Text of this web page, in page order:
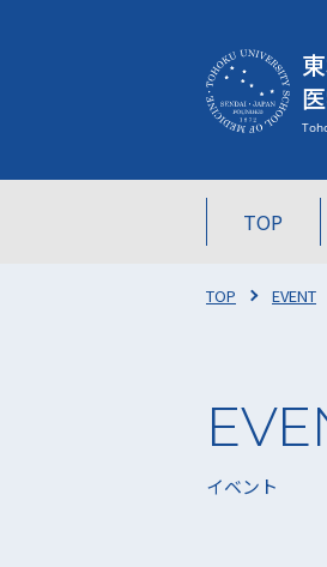
TOP
TOP EVENT
イベント